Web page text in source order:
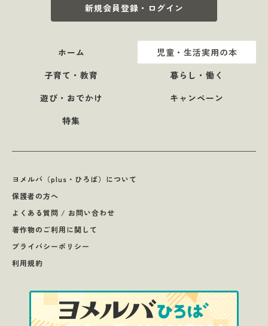
新規会員登録・ログイン
ホーム
児童・生活実用の本
子育て・教育
暮らし・働く
遊び・おでかけ
キャンペーン
特集
ヨメルバ（plus・ひろば）について
保護者の方へ
よくある質問 / お問い合わせ
著作物のご利用に関して
プライバシーポリシー
利用規約